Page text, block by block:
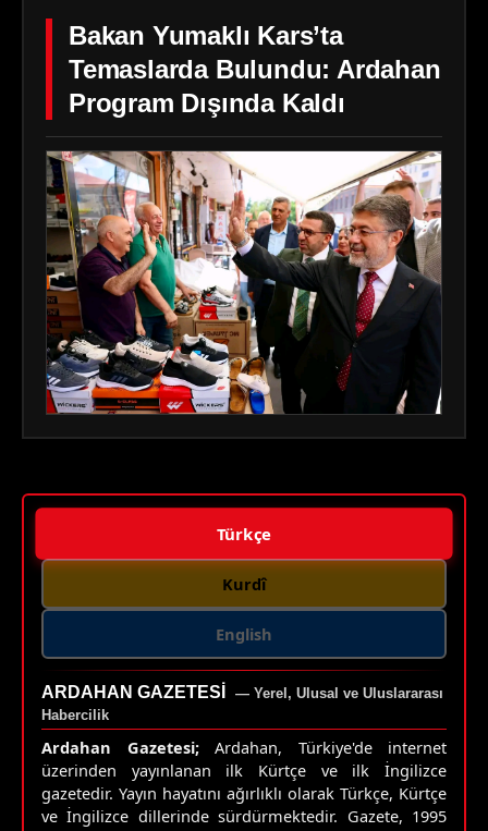
Bakan Yumaklı Kars’ta
Temaslarda Bulundu: Ardahan
Program Dışında Kaldı
Türkçe
Kurdî
English
ARDAHAN GAZETESI
— Yerel, Ulusal ve Uluslararası
Habercilik
Ardahan Gazetesi;Ardahan, Türkiye'de internet
üzerinden yayınlanan ilk Kürtçe ve ilk İngilizce
gazetedir. Yayın hayatını ağırlıklı olarak Türkçe, Kürtçe
ve İngilizce dillerinde sürdürmektedir. Gazete, 1995